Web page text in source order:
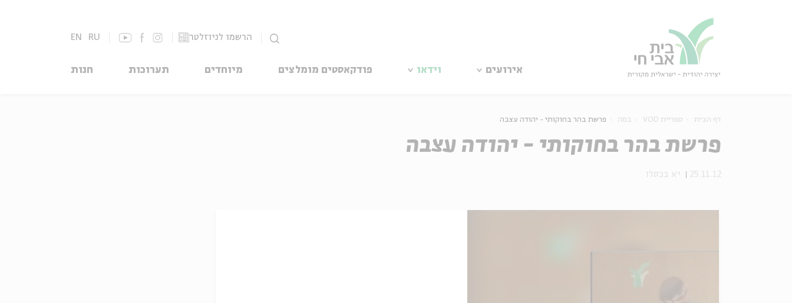
הרשמו לניוזלטר EN RU
אירועים וידאו פודקאסטים מומלצים מיוחדים תערוכות חנות
דף הבית ספריית VOD במה פרשת בהר בחוקותי - יהודה עצבה
פרשת בהר בחוקותי - יהודה עצבה